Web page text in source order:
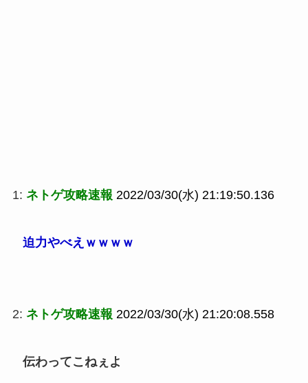
1: ネトゲ攻略速報 2022/03/30(水) 21:19:50.136
迫力やべえｗｗｗｗ
2: ネトゲ攻略速報 2022/03/30(水) 21:20:08.558
伝わってこねぇよ